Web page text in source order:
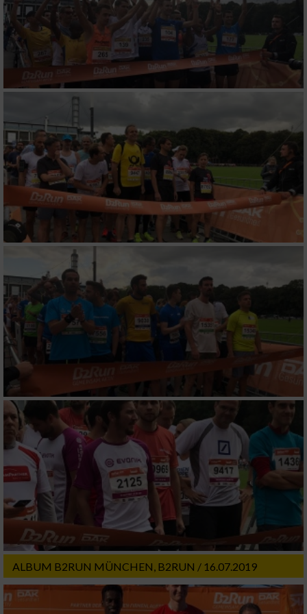
ALBUM B2RUN MÜNCHEN, B2RUN / 16.07.2019
Analyse von Zielgruppen durch Statistiken
oder Kombinationen von Daten aus
verschiedenen Quellen
Entwicklung und Verbesserung der Angebote
Verwendung reduzierter Daten zur Auswahl
von Inhalten
IAB-Besonderheiten:
Verwendung genauer Standortdaten
Geräte anhand von aktiv angeforderten
Informationen identifizieren
Nicht-IAB-Verarbeitungszwecke:
Notwendig
Performance
Werbung